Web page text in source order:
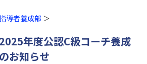
指導者養成部
年度公認C級コーチ養成
お知らせ